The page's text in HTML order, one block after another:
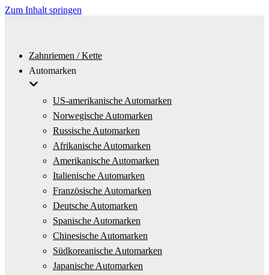
Zum Inhalt springen
Zahnriemen / Kette
Automarken
US-amerikanische Automarken
Norwegische Automarken
Russische Automarken
Afrikanische Automarken
Amerikanische Automarken
Italienische Automarken
Französische Automarken
Deutsche Automarken
Spanische Automarken
Chinesische Automarken
Südkoreanische Automarken
Japanische Automarken